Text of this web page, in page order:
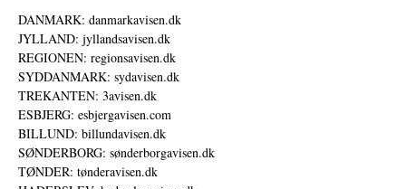
DANMARK: danmarkavisen.dk
JYLLAND: jyllandsavisen.dk
REGIONEN: regionsavisen.dk
SYDDANMARK: sydavisen.dk
TREKANTEN: 3avisen.dk
ESBJERG: esbjergavisen.com
BILLUND: billundavisen.dk
SØNDERBORG: sønderborgavisen.dk
TØNDER: tønderavisen.dk